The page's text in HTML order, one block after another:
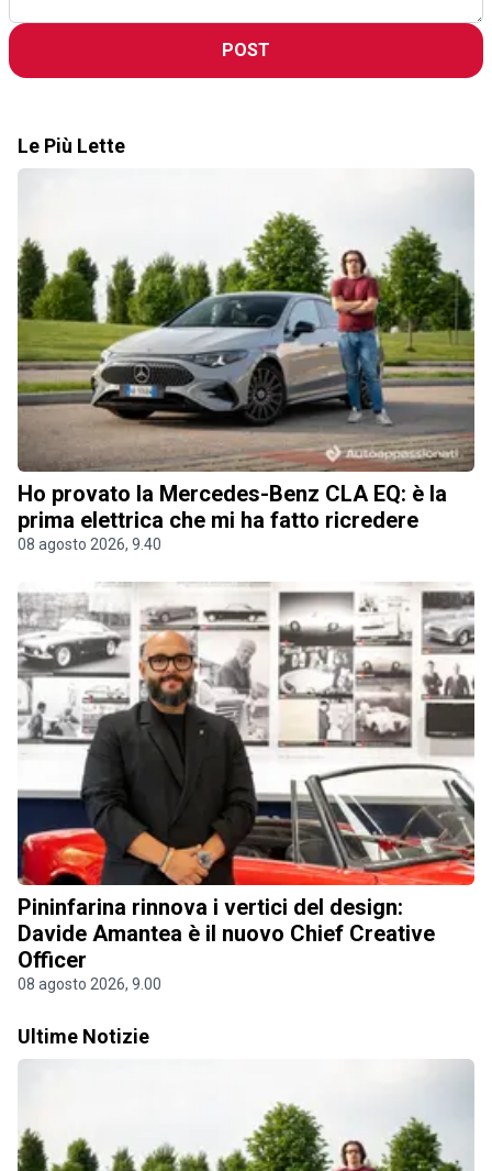
POST
Le Più Lette
Ho provato la Mercedes-Benz CLA EQ: è la
prima elettrica che mi ha fatto ricredere
08 agosto 2026, 9.40
Pininfarina rinnova i vertici del design:
Davide Amantea è il nuovo Chief Creative
Officer
08 agosto 2026, 9.00
Ultime Notizie